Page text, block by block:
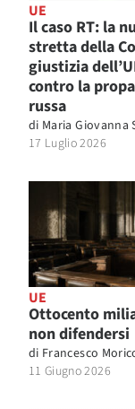
UE
Il caso RT: la
stretta della
giustizia
contro la
russa
di Maria Giovanna
17 Luglio 2026
UE
Ottocento
non difendersi
di Francesco
11 Giugno 2026